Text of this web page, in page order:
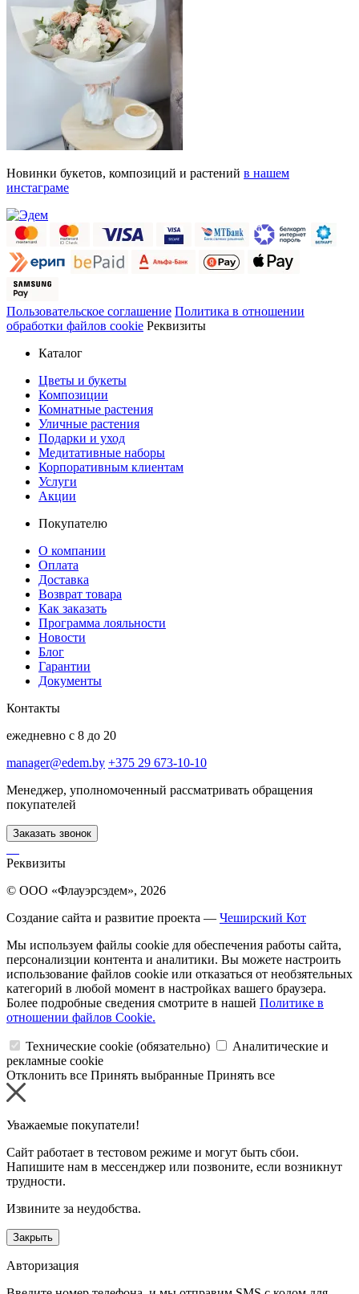
Новинки букетов, композиций и растений в нашем
инстаграме
Пользовательское соглашение Политика в отношении
обработки файлов cookie Реквизиты
Каталог
Цветы и букеты
Композиции
Комнатные растения
Уличные растения
Подарки и уход
Медитативные наборы
Корпоративным клиентам
Услуги
Акции
Покупателю
О компании
Оплата
Доставка
Возврат товара
Как заказать
Программа лояльности
Новости
Блог
Гарантии
Документы
Контакты
ежедневно с 8 до 20
manager@edem.by +375 29 673-10-10
Менеджер, уполномоченный рассматривать обращения
покупателей
Заказать звонок
Реквизиты
© ООО «Флауэрсэдем», 2026
Создание сайта и развитие проекта — Чеширский Кот
Мы используем файлы cookie для обеспечения работы сайта,
персонализции контента и аналитики. Вы можете настроить
использование файлов cookie или отказаться от необзятельных
категорий в любой момент в настройках вашего браузера.
Более подробные сведения смотрите в нашей Политике в
отношении файлов Cookie.
Технические cookie (обязательно)
Аналитические и
рекламные cookie
Отклонить все Принять выбранные Принять все
Уважаемые покупатели!
Сайт работает в тестовом режиме и могут быть сбои.
Напишите нам в мессенджер или позвоните, если возникнут
трудности.
Извините за неудобства.
Закрыть
Авторизация